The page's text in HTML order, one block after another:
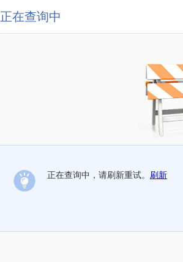
正在查询中
正在查询中，请刷新重试。 刷新